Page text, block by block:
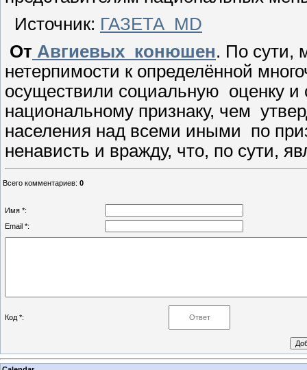
Источник: ГАЗЕТА MD
От Авгиевых конюшен. По сути,
нетерпимости к определённой
осуществили социальную оценку
национальному признаку, чем
населения над всеми иными по
ненависть и вражду, что, по сути,
Всего комментариев: 0
Имя *:
Email *:
Код *: